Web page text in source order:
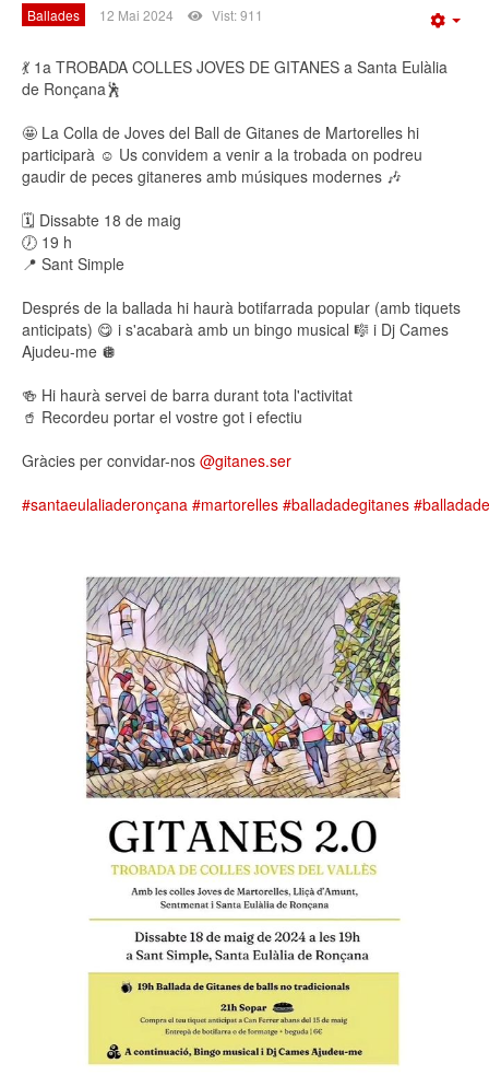
Ballades 12 Mai 2024 Vist: 911
💃 1a TROBADA COLLES JOVES DE GITANES a Santa Eulàlia
de Ronçana🕺
🤩 La Colla de Joves del Ball de Gitanes de Martorelles hi
participarà ☺️ Us convidem a venir a la trobada on podreu
gaudir de peces gitaneres amb músiques modernes 🎶
🗓️ Dissabte 18 de maig
🕖 19 h
📍 Sant Simple
Després de la ballada hi haurà botifarrada popular (amb tiquets
anticipats) 😋 i s'acabarà amb un bingo musical 🎼 i Dj Cames
Ajudeu-me 🪩
🍻 Hi haurà servei de barra durant tota l'activitat
🥤 Recordeu portar el vostre got i efectiu
Gràcies per convidar-nos @gitanes.ser
#santaeulaliaderonçana #martorelles #balladadegitanes